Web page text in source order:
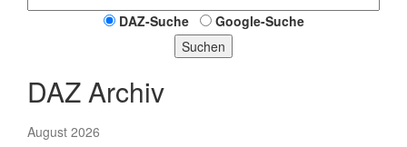
DAZ-Suche
Google-Suche
Suchen
DAZ Archiv
August 2026